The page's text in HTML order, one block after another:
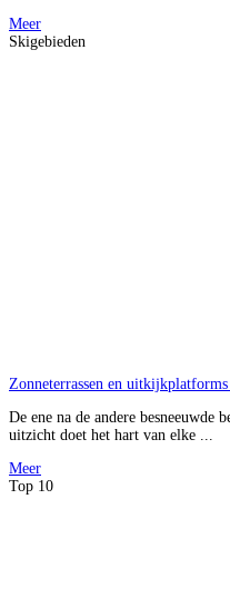
Meer
Skigebieden
Zonneterrassen en
De ene na de andere besneeuwde
uitzicht doet het hart van elke ...
Meer
Top 10